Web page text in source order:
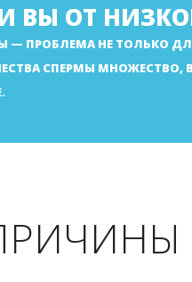
ВЫ ОТ
— ПРОБЛЕМА НЕ ТОЛЬКО
СПЕРМЫ МНОЖЕСТВО,